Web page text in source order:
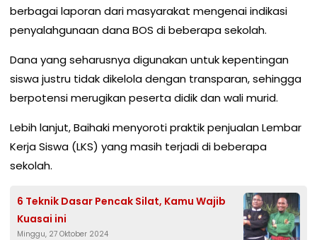
berbagai laporan dari masyarakat mengenai indikasi
penyalahgunaan dana BOS di beberapa sekolah.
Dana yang seharusnya digunakan untuk kepentingan
siswa justru tidak dikelola dengan transparan, sehingga
berpotensi merugikan peserta didik dan wali murid.
Lebih lanjut, Baihaki menyoroti praktik penjualan Lembar
Kerja Siswa (LKS) yang masih terjadi di beberapa
sekolah.
6 Teknik Dasar Pencak Silat, Kamu Wajib
Kuasai ini
Minggu, 27 Oktober 2024